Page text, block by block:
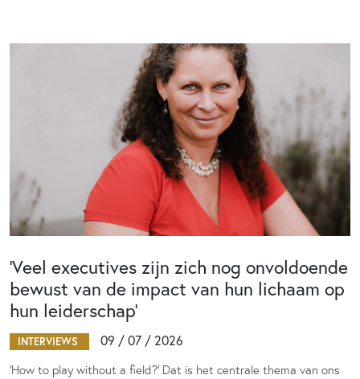
‘Veel executives zijn zich nog onvoldoende
bewust van de impact van hun lichaam op
hun leiderschap’
INTERVIEWS 09 / 07 / 2026
‘How to play without a field?’ Dat is het centrale thema van ons